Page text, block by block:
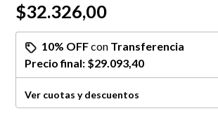
$32.326,00
10% OFFcon Transferencia
Precio final: $29.093,40
Ver cuotas y descuentos